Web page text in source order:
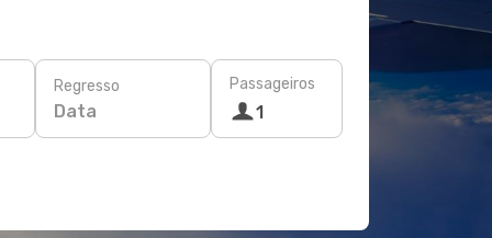
Regresso
Data
Passageiros
1